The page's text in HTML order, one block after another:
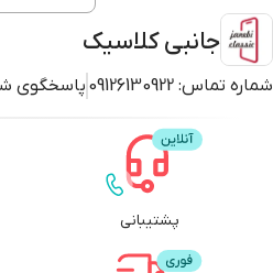
جانبی کلاسیک
شماره تماس: 09126130922 پاسخگوی
پشتیبانی